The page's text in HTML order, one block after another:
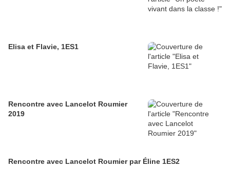
Elisa et Flavie, 1ES1
Rencontre avec Lancelot Roumier
2019
Rencontre avec Lancelot Roumier par Éline 1ES2